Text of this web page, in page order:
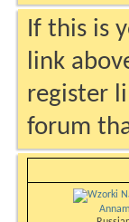
If this is
link
register
forum